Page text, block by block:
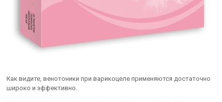
Как видите, венотоники при варикоцеле применяются достаточно
широко и эффективно.